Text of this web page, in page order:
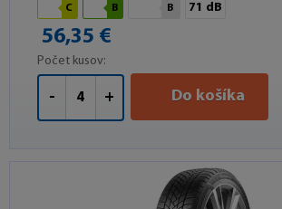
C B B 71 dB
56,35 €
Počet kusov:
- + Do košíka